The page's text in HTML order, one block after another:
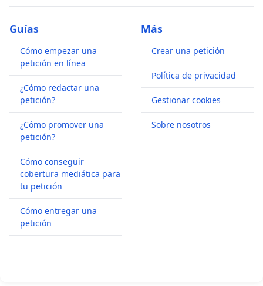
Guías
Cómo empezar una
petición en línea
¿Cómo redactar una
petición?
¿Cómo promover una
petición?
Cómo conseguir
cobertura mediática para
tu petición
Cómo entregar una
petición
Más
Crear una petición
Política de privacidad
Gestionar cookies
Sobre nosotros